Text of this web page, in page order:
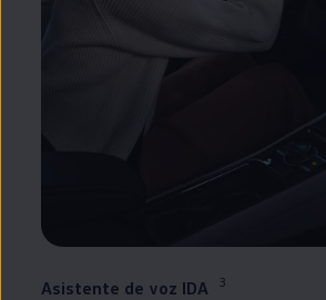
Asistente de voz IDA 3